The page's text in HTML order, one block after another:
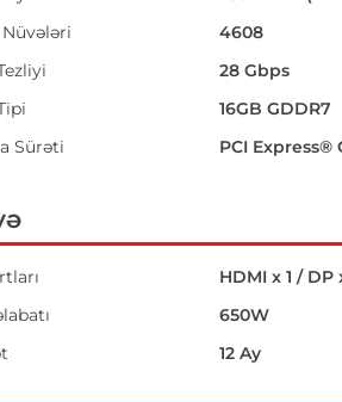
4608
28 Gbps
16GB GDDR7
Sürəti
PCI Express®
HDMI x 1 / DP
650W
12 Ay